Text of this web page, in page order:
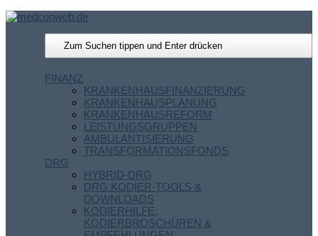
FINANZ
KRANKENHAUSFINANZIERUNG
KRANKENHAUSPLANUNG
KRANKENHAUSREFORM
LEISTUNGSGRUPPEN
AMBULANTISIERUNG
TRANSFORMATIONSFONDS
DRG
HYBRID-DRG
DRG KODIER-TOOLS &
DOWNLOADS
KODIERHILFE,
KODIERBROSCHÜREN &